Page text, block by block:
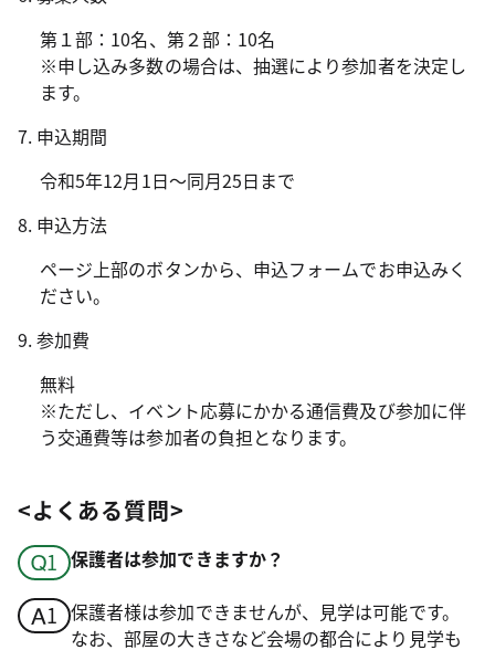
第１部：10名、第２部：10名
※申し込み多数の場合は、抽選により参加者を決定し
ます。
7. 申込期間
令和5年12月1日～同月25日まで
8. 申込方法
ページ上部のボタンから、申込フォームでお申込みく
ださい。
9. 参加費
無料
※ただし、イベント応募にかかる通信費及び参加に伴
う交通費等は参加者の負担となります。
<よくある質問>
保護者は参加できますか？
保護者様は参加できませんが、見学は可能です。
なお、部屋の大きさなど会場の都合により見学も